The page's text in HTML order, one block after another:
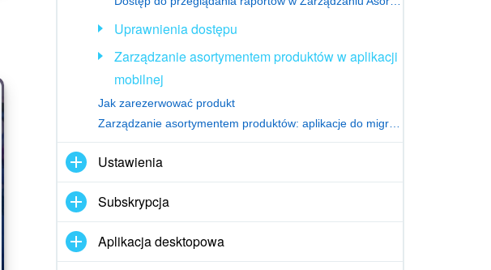
Uprawnienia dostępu
Zarządzanie asortymentem produktów w aplikacji
mobilnej
Jak zarezerwować produkt
Ustawienia
Subskrypcja
Aplikacja desktopowa